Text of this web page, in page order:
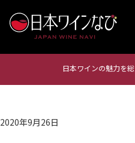
日本ワインの魅力を
2020年9月26日